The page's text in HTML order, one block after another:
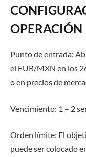
OPERACIÓN
Punto de entrada:
el EUR/MXN en los
o en precios de
Vencimiento: 1 – 2
Orden límite: El
puedeser colocado